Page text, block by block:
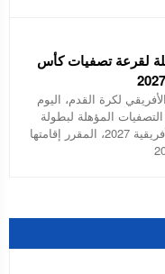
لقرعة تصفيات كأس
لكرة القدم، اليوم
التصفيات المؤهلة لبطولة
كأس الأمم الأفريقية 2027، المقرر إقامتها